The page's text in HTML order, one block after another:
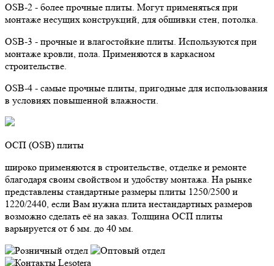
OSB-2 - более прочные плиты. Могут применяться при
монтаже несущих конструкций, для обшивки стен, потолка.
OSB-3 - прочные и влагостойкие плиты. Используются при
монтаже кровли, пола. Применяются в каркасном
строительстве.
OSB-4 - самые прочные плиты, пригодные для использования
в условиях повышенной влажности.
ОСП (OSB) плиты
широко применяются в строительстве, отделке и ремонте
благодаря своим свойством и удобству монтажа. На рынке
представлены стандартные размеры плиты 1250/2500 и
1220/2440, если Вам нужна плита нестандартных размеров
возможно сделать её на заказ. Толщина ОСП плиты
варьируется от 6 мм. до 40 мм.